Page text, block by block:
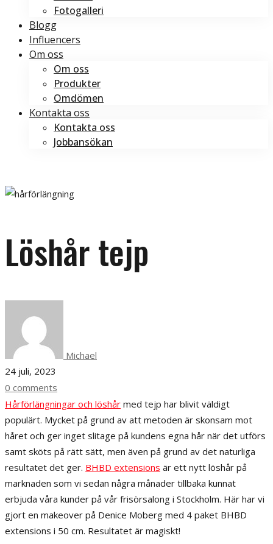
Fotogalleri
Blogg
Influencers
Om oss
Om oss
Produkter
Omdömen
Kontakta oss
Kontakta oss
Jobbansökan
Löshår
Löshår tejp
Michael
24 juli, 2023
0 comments
Hårförlängningar och löshår med tejp har blivit väldigt
populärt. Mycket på grund av att metoden är skonsam mot
håret och ger inget slitage på kundens egna hår när det utförs
samt sköts på rätt sätt, men även på grund av det naturliga
resultatet det ger. BHBD extensions är ett nytt löshår på
marknaden som vi sedan några månader tillbaka kunnat
erbjuda våra kunder på vår frisörsalong i Stockholm. Här har vi
gjort en makeover på Denice Moberg med 4 paket BHBD
extensions i 50 cm. Resultatet är magiskt!